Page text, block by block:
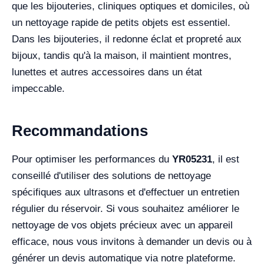
que les bijouteries, cliniques optiques et domiciles, où
un nettoyage rapide de petits objets est essentiel.
Dans les bijouteries, il redonne éclat et propreté aux
bijoux, tandis qu'à la maison, il maintient montres,
lunettes et autres accessoires dans un état
impeccable.
Recommandations
Pour optimiser les performances du YR05231, il est
conseillé d'utiliser des solutions de nettoyage
spécifiques aux ultrasons et d'effectuer un entretien
régulier du réservoir. Si vous souhaitez améliorer le
nettoyage de vos objets précieux avec un appareil
efficace, nous vous invitons à demander un devis ou à
générer un devis automatique via notre plateforme.